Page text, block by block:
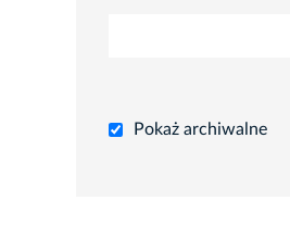
Pokaż archiwalne